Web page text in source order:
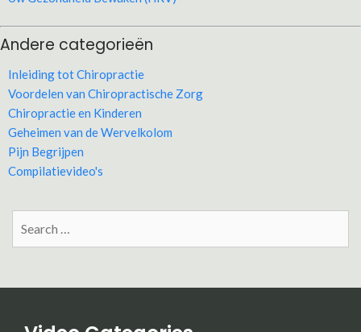
Andere categorieën
Inleiding tot Chiropractie
Voordelen van Chiropractische Zorg
Chiropractie en Kinderen
Geheimen van de Wervelkolom
Pijn Begrijpen
Compilatievideo's
Search
for: